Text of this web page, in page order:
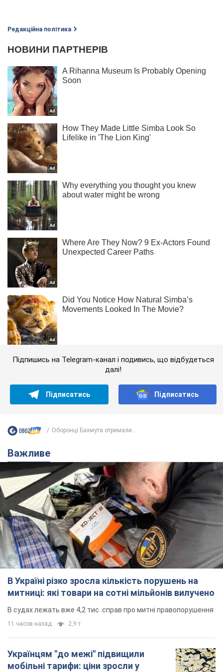
Редакційна політика
Підпишись на Telegram-канал і подивись, що відбудеться
далі!
Підписатись Підписатись
Оборонці Бахмута отримали...
Важливе
В Україні різко зросла кількість порушень на
митниці: які товари на сотні мільйонів вилучено
В судах лежать вже 4,2 тис. справ про митні правопорушення
11 часов назад 2,9 т.
Українцям "до межі" підвищили
мобільні тарифи: ціни зросли у